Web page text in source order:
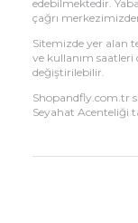
edebilmektedir.
çağrı
Sitemizde yer alan
ve kullanım saatleri
değiştirilebilir.
Shopandfly.com.tr
Seyahat Acenteliği